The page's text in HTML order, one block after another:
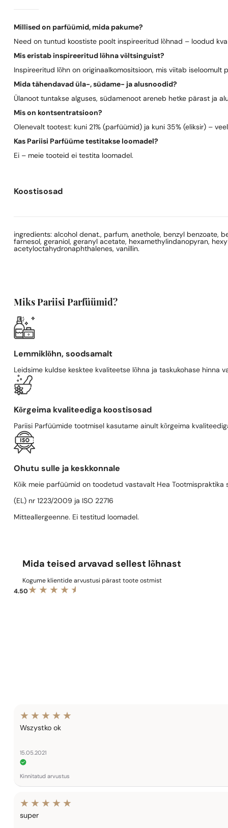
Millised on parfüümid, mida pakume?
Need on tuntud koostiste poolt inspireeritud lõhnad – loodud
Mis eristab inspireeritud lõhna võltsinguist?
Inspireeritud lõhn on originaalkomositsioon, mis viitab
Mida tähendavad üla-, südame- ja alusnoodid?
Ülanoot tuntakse alguses, südamenoot areneb hetke pärast ja
Mis on kontsentratsioon?
Olenevalt tootest: kuni 21% (parfüümid) ja kuni 35% (eliksir) –
Kas Pariisi Parfüüme testitakse loomadel?
Ei – meie tooteid ei testita loomadel.
Koostisosad
ingredients: alcohol denat., parfum, anethole, benzyl benzoate,
farnesol, geraniol, geranyl acetate, hexamethylindanopyran,
acetyloctahydronaphthalenes, vanillin.
Miks Pariisi Parfüümid?
Lemmiklõhn, soodsamalt
Leidsime kuldse kesktee kvaliteetse lõhna ja taskukohase hinna
Kõrgeima kvaliteediga koostisosad
Pariisi Parfüümide tootmisel kasutame ainult kõrgeima
Ohutu sulle ja keskkonnale
Kõik meie parfüümid on toodetud vastavalt Hea Tootmispraktika
(EL) nr 1223/2009 ja ISO 22716
Mitteallergeenne. Ei testitud loomadel.
Mida teised arvavad sellest lõhnast
Kogume klientide arvustusi pärast toote ostmist
4.50
Wszystko ok
15.05.2021
Kinnitatud arvustus
super